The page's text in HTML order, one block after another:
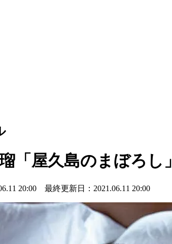
「屋久島のまぼろし」
20:00 最終更新日：2021.06.11 20:00